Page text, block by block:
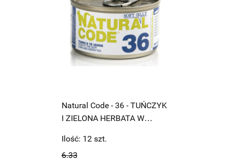
Natural Code - 36 - TUŃCZYK
I ZIELONA HERBATA W
6.33
Ilość: 12 szt.